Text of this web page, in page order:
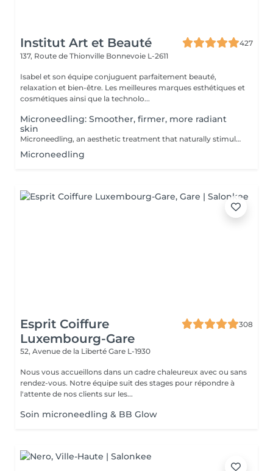
Institut Art et Beauté
427
137, Route de Thionville Bonnevoie L-2611
Isabel et son équipe conjuguent parfaitement beauté,
relaxation et bien-être. Les meilleures marques esthétiques et
cosmétiques ainsi que la technolo...
Microneedling: Smoother, firmer, more radiant
skin
Microneedling, an aesthetic treatment that naturally stimulates collagen and elastin production. Ideal for improving skin texture, minimizing enlarged pores, reducing fine lines, acne scars, or pigmentation spots. Gentle and effective technique, suitable for all skin types. Professional serums used for optimal results. Personalized consultation before each session.
Microneedling
Esprit Coiffure
Luxembourg-Gare
308
52, Avenue de la Liberté Gare L-1930
Nous vous accueillons dans un cadre chaleureux avec ou sans
rendez-vous. Notre équipe suit des stages pour répondre à
l'attente de nos clients sur les...
Soin microneedling & BB Glow